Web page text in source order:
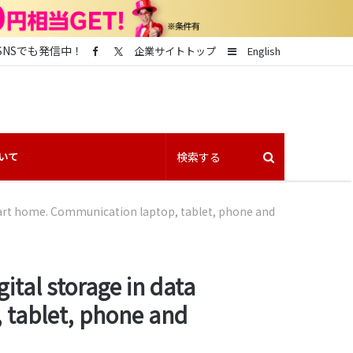
English
Sidebar
企業サイトトップ
でも発信中！
て
home. Communication laptop, tablet, phone and
storage in data
phone and